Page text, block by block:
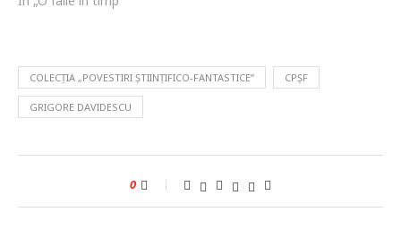
COLECȚIA „POVESTIRI ȘTIINȚIFICO-FANTASTICE” CPȘF
GRIGORE DAVIDESCU
0